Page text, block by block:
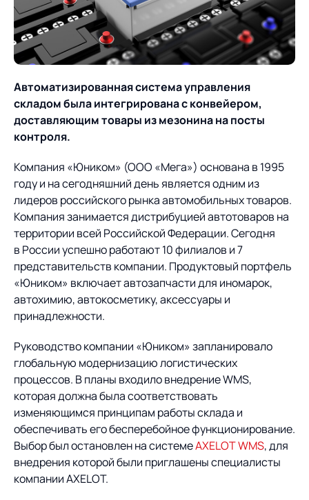
О компании
ИТ-аккредитация
Карьера
Партнеры
Импортозамещение
Продукты
Управление цепями
поставок
Управление складами
Управление перевозками
и транспортным парком
Интегрированное
планирование
Управление
контейнерным
терминалом
Оптимизация в цепях
поставок
Управление двором
консалтинг
Роботизация
Оборудование для склада
AXELOT AI
Логистический
консалтинг
процессов
Техническое оснащение
Постпроектное
сопровождение
Нетворкинг и обмен
опытом вместе с AXELOT
Формирование центров
компетенций
Пресс-центр
Мероприятия
Архив мероприятий
Проекты
Проекты
Контакты
Контакты
Академия
Предложение для
учебных заведений
База знаний
База знаний
Автоматизированная система управления
складом была интегрирована с конвейером,
доставляющим товары из мезонина на посты
контроля.
Компания «Юником» (ООО «Мега») основана в 1995
году и на сегодняшний день является одним из
лидеров российского рынка автомобильных товаров.
Компания занимается дистрибуцией автотоваров на
территории всей Российской Федерации. Сегодня
в России успешно работают 10 филиалов и 7
представительств компании. Продуктовый портфель
«Юником» включает автозапчасти для иномарок,
автохимию, автокосметику, аксессуары и
принадлежности.
Руководство компании «Юником» запланировало
глобальную модернизацию логистических
процессов. В планы входило внедрение WMS,
которая должна была соответствовать
изменяющимся принципам работы склада и
обеспечивать его бесперебойное функционирование.
Выбор был остановлен на системеAXELOT WMS, для
внедрения которой были приглашены специалисты
компании AXELOT.